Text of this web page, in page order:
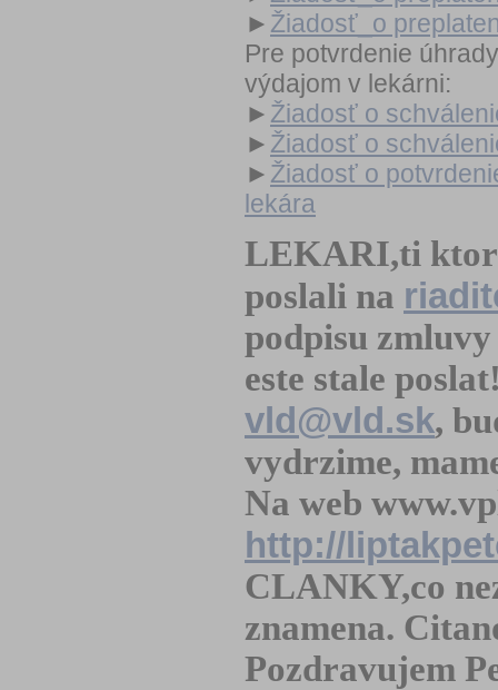
► Žiadosť_o
Pre potvrdenie
výdajom v lekárni:
► Žiadosť o
► Žiadosť o
► Žiadosť o
lekára
LEKARI,ti
poslali na
podpisu
este stale
vld@vld.sk,
vydrzime,
Na web
http://
CLANKY,co
znamena.
Pozdravujem